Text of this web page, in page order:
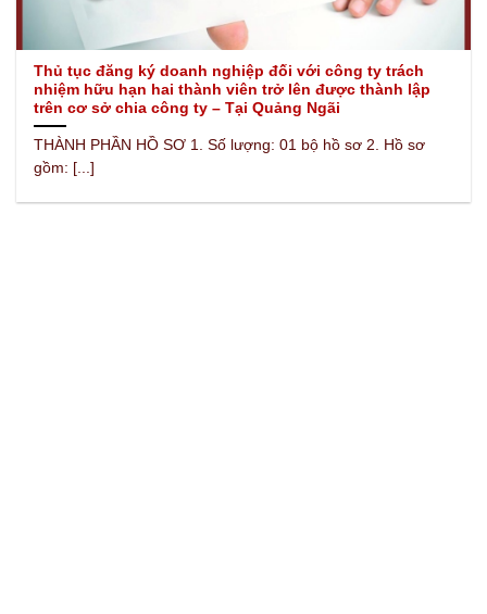
Thủ tục đăng ký doanh nghiệp đối với công ty trách
nhiệm hữu hạn hai thành viên trở lên được thành lập
trên cơ sở chia công ty – Tại Quảng Ngãi
THÀNH PHẦN HỒ SƠ 1. Số lượng: 01 bộ hồ sơ 2. Hồ sơ
gồm: [...]